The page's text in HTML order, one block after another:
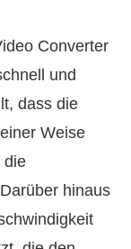
Converter
und
dass die
Weise
die
hinaus